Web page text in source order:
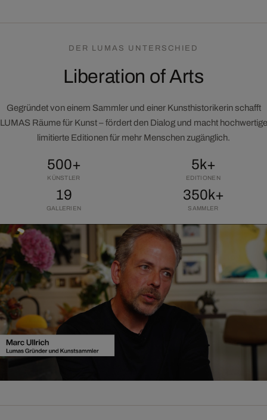
DER LUMAS UNTERSCHIED
Liberation of Arts
Gegründet von einem Sammler und einer Kunsthistorikerin schafft
LUMAS Räume für Kunst – fördert den Dialog und macht hochwertige
limitierte Editionen für mehr Menschen zugänglich.
500+
KÜNSTLER
5k+
EDITIONEN
19
GALLERIEN
350k+
SAMMLER